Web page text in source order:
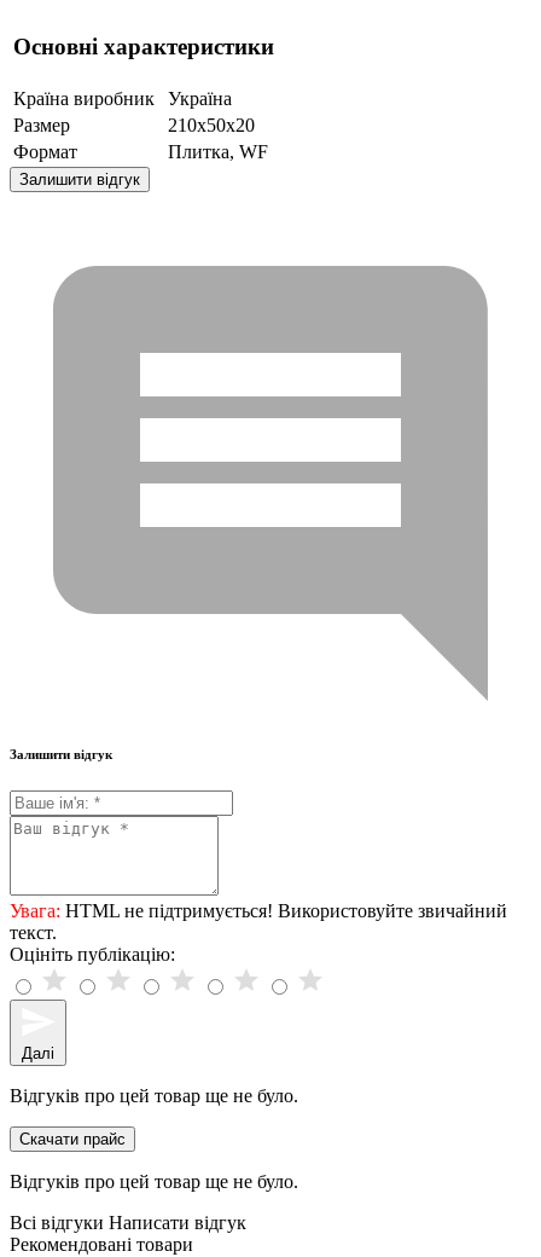
Основні характеристики
Країна виробник
Україна
Размер
210x50x20
Формат
Плитка, WF
Залишити відгук
Залишити відгук
Увага: HTML не підтримується! Використовуйте звичайний
текст.
Оцініть публікацію:
Далі
Відгуків про цей товар ще не було.
Скачати прайс
Відгуків про цей товар ще не було.
Всі відгуки Написати відгук
Рекомендовані товари